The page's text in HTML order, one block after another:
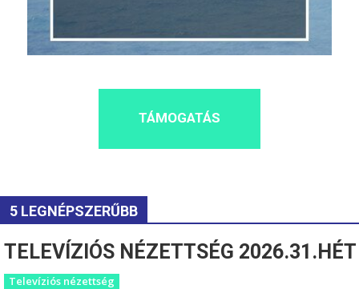
TÁMOGATÁS
5 LEGNÉPSZERŰBB
TELEVÍZIÓS NÉZETTSÉG 2026.31.HÉT
Televíziós nézettség